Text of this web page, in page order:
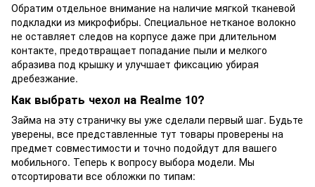
Обратим отдельное внимание на наличие мягкой тканевой
подкладки из микрофибры. Специальное нетканое волокно
не оставляет следов на корпусе даже при длительном
контакте, предотвращает попадание пыли и мелкого
абразива под крышку и улучшает фиксацию убирая
дребезжание.
Как выбрать чехол на Realme 10?
Займа на эту страничку вы уже сделали первый шаг. Будьте
уверены, все представленные тут товары проверены на
предмет совместимости и точно подойдут для вашего
мобильного. Теперь к вопросу выбора модели. Мы
отсортировати все обложки по типам: